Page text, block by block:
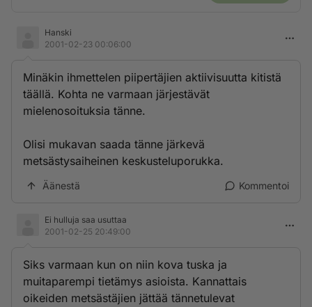
Hanski
2001-02-23 00:06:00
Minäkin ihmettelen piipertäjien aktiivisuutta kitistä
täällä. Kohta ne varmaan järjestävät
mielenosoituksia tänne.
Olisi mukavan saada tänne järkevä
metsästysaiheinen keskusteluporukka.
Äänestä Kommentoi
Ei hulluja saa usuttaa
2001-02-25 20:49:00
Siks varmaan kun on niin kova tuska ja
muitaparempi tietämys asioista. Kannattais
oikeiden metsästäjien jättää tännetulevat